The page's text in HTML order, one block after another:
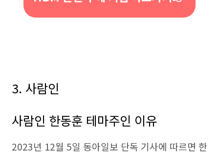
3. 사람인
사람인 한동훈 테마주인 이유
2023년 12월 5일 동아일보 단독 기사에 따르면 한